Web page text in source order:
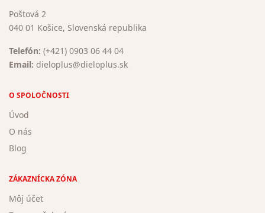
Poštová 2
040 01 Košice, Slovenská republika
Telefón: (+421) 0903 06 44 04
Email: dieloplus@dieloplus.sk
O SPOLOČNOSTI
Úvod
O nás
Blog
ZÁKAZNÍCKA ZÓNA
Môj účet